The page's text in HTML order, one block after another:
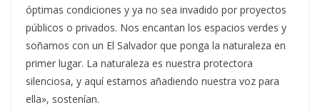
óptimas condiciones y ya no sea invadido por proyectos
públicos o privados. Nos encantan los espacios verdes y
soñamos con un El Salvador que ponga la naturaleza en
primer lugar. La naturaleza es nuestra protectora
silenciosa, y aquí estamos añadiendo nuestra voz para
ella», sostenían.